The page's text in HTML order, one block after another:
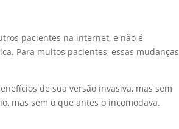
pacientes na internet, e não é
Para muitos pacientes, essas mudanças
de sua versão invasiva, mas sem
mas sem o que antes o incomodava.